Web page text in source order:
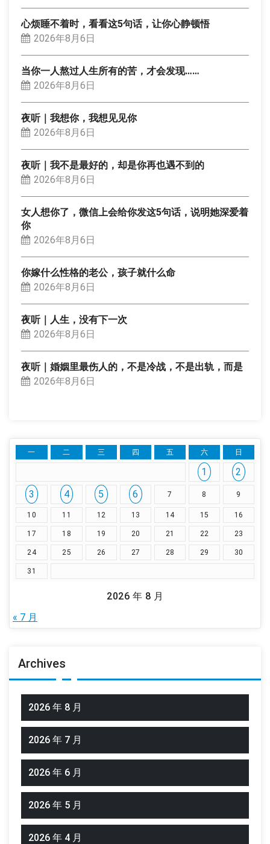
心烦睡不着时，看看这5句话，让你心静顿悟
2026年8月6日
当你一人熬过人生所有的苦，才会发现……
2026年8月6日
夜听｜我想你，我想见见你
2026年8月6日
夜听｜我不是最好的，却是你再也遇不到的
2026年8月6日
女人想你了，微信上会给你发这5句话，说明她深爱着
你
2026年8月6日
你嫁什么性格的老公，孩子就什么命
2026年8月6日
夜听｜人生，没有下一次
2026年8月6日
夜听｜婚姻里最伤人的，不是冷战，不是出轨，而是
2026年8月6日
2026 年 8 月
一 二 三 四 五 六 日
1
2
3
4 5 6 7 8 9
10 11 12 13 14 15 16
17 18 19 20 21 22 23
24 25 26 27 28 29 30
31
« 7 月
Archives
2026 年 8 月
2026 年 7 月
2026 年 6 月
2026 年 5 月
2026 年 4 月